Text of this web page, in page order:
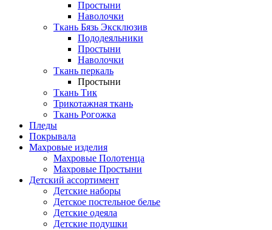
Простыни
Наволочки
Ткань Бязь Эксклюзив
Пододеяльники
Простыни
Наволочки
Ткань перкаль
Простыни
Ткань Тик
Трикотажная ткань
Ткань Рогожка
Пледы
Покрывала
Махровые изделия
Махровые Полотенца
Махровые Простыни
Детский ассортимент
Детские наборы
Детское постельное белье
Детские одеяла
Детские подушки